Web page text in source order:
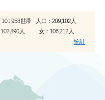
101,958世帯 人口： 209,102人
102,890人 女： 106,212人
統計